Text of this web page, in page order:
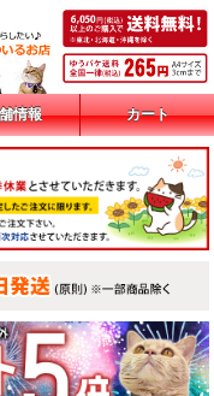
情報 カート